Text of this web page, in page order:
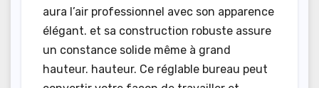
aura l’air professionnel avec son apparence
élégant. et sa construction robuste assure
un constance solide même à grand
hauteur. hauteur. Ce réglable bureau peut